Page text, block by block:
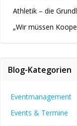
Athletik – die
„Wir müssen
Blog-Kategorien
Eventmanagement
Events & Termine